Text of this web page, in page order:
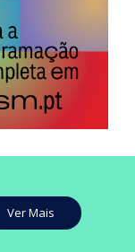
Ver Mais